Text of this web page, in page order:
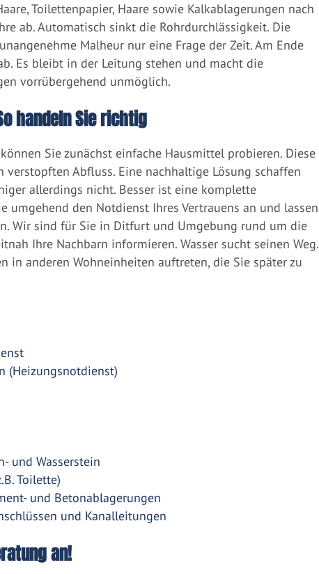
Toilettenpapier, Haare sowie Kalkablagerungen nach
ab. Automatisch sinkt die Rohrdurchlässigkeit. Die
Malheur nur eine Frage der Zeit. Am Ende
Es bleibt in der Leitung stehen und macht die
vorrübergehend unmöglich.
handeln Sie richtig
Sie zunächst einfache Hausmittel probieren. Diese
Abfluss. Eine nachhaltige Lösung schaffen
allerdings nicht. Besser ist eine komplette
umgehend den Notdienst Ihres Vertrauens an und lassen
Wir sind für Sie in Ditfurt und Umgebung rund um die
Ihre Nachbarn informieren. Wasser sucht seinen Weg.
in anderen Wohneinheiten auftreten, die Sie später zu
(Heizungsnotdienst)
und Wasserstein
Toilette)
und Betonablagerungen
und Kanalleitungen
an!